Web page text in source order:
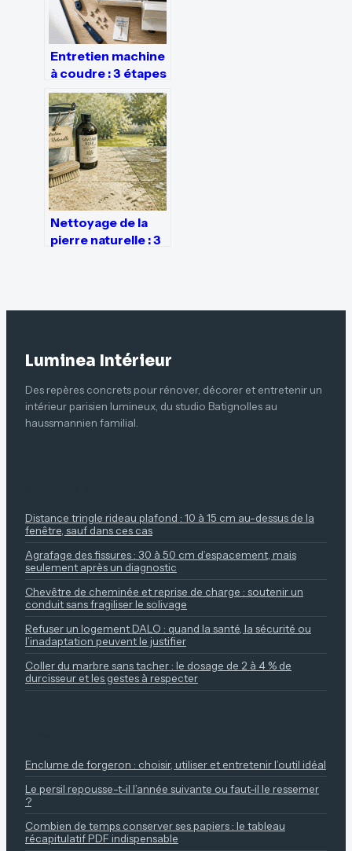
Entretien machine
à coudre : 3 étapes
de nettoyage et
une goutte d’huile
pour prévenir la
panne
Nettoyage de la
pierre naturelle : 3
durables
Luminea Intérieur
Des repères concrets pour rénover, décorer et entretenir un
intérieur parisien lumineux, du studio Batignolles au
haussmannien familial.
Distance tringle rideau plafond : 10 à 15 cm au-dessus de la
fenêtre, sauf dans ces cas
Agrafage des fissures : 30 à 50 cm d’espacement, mais
seulement après un diagnostic
Chevêtre de cheminée et reprise de charge : soutenir un
conduit sans fragiliser le solivage
Refuser un logement DALO : quand la santé, la sécurité ou
l’inadaptation peuvent le justifier
Coller du marbre sans tacher : le dosage de 2 à 4 % de
durcisseur et les gestes à respecter
Enclume de forgeron : choisir, utiliser et entretenir l’outil idéal
Le persil repousse-t-il l’année suivante ou faut-il le ressemer
?
Combien de temps conserver ses papiers : le tableau
récapitulatif PDF indispensable